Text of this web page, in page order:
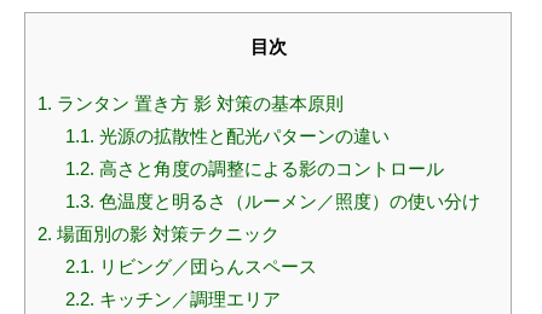
目次
1. ランタン 置き方 影 対策の基本原則
1.1. 光源の拡散性と配光パターンの違い
1.2. 高さと角度の調整による影のコントロール
1.3. 色温度と明るさ（ルーメン／照度）の使い分け
2. 場面別の影 対策テクニック
2.1. リビング／団らんスペース
2.2. キッチン／調理エリア